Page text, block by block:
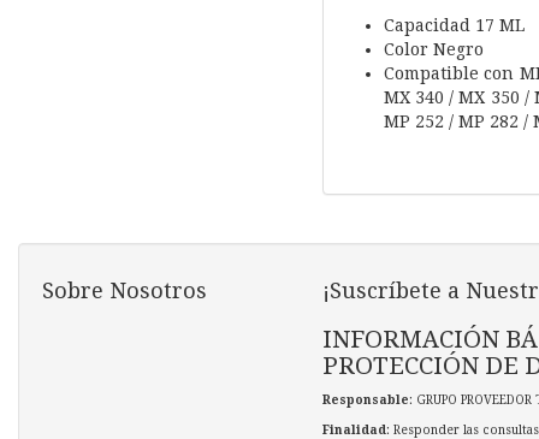
Capacidad 17 ML
Color Negro
Compatible con
MX 340 / MX 350 /
MP 252 / MP 282 /
Sobre Nosotros ¡Suscríbete a
INFORMACIÓN
PROTECCIÓN DE
Responsable: GRUPO
Finalidad : Responder las